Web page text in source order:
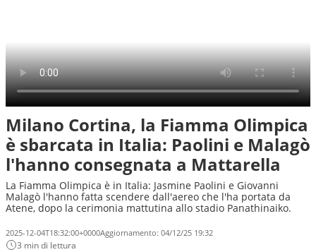
Milano Cortina, la Fiamma Olimpica
è sbarcata in Italia: Paolini e Malagò
l'hanno consegnata a Mattarella
La Fiamma Olimpica è in Italia: Jasmine Paolini e Giovanni
Malagò l'hanno fatta scendere dall'aereo che l'ha portata da
Atene, dopo la cerimonia mattutina allo stadio Panathinaiko.
2025-12-04T18:32:00+0000Aggiornamento: 04/12/25 19:32
3 min di lettura